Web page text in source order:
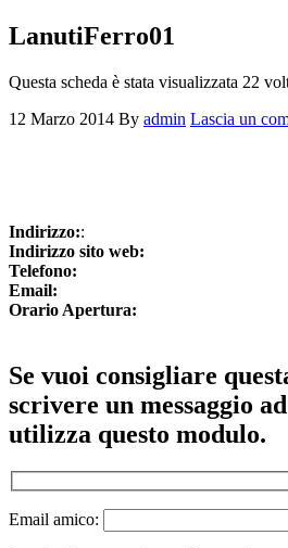
LanutiFerro01
Questa scheda è stata visualizzata 22
12 Marzo 2014 By admin Lascia un
Indirizzo::
Indirizzo sito web:
Telefono:
Email:
Orario Apertura:
Se vuoi consigliare
scrivere un messaggio
utilizza questo modulo.
Email amico: